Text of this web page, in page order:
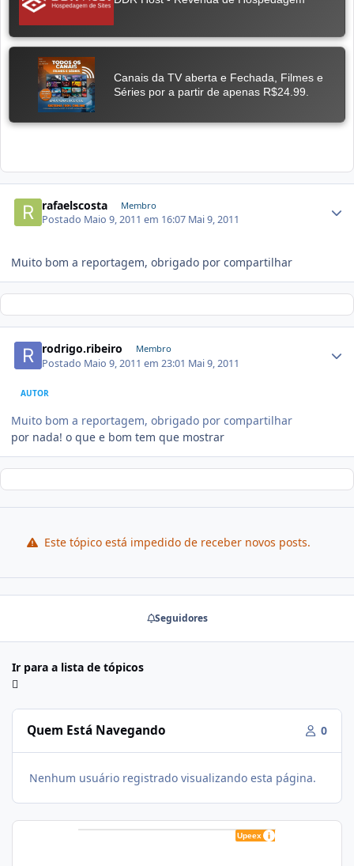
rafaelscosta Membro
Postado Maio 9, 2011 em 16:07 Mai 9, 2011
Muito bom a reportagem, obrigado por compartilhar
rodrigo.ribeiro Membro
Postado Maio 9, 2011 em 23:01 Mai 9, 2011
AUTOR
Muito bom a reportagem, obrigado por compartilhar
por nada! o que e bom tem que mostrar
Este tópico está impedido de receber novos posts.
Seguidores
Ir para a lista de tópicos
Quem Está Navegando 0
Nenhum usuário registrado visualizando esta página.